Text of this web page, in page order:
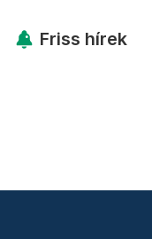
Friss hírek